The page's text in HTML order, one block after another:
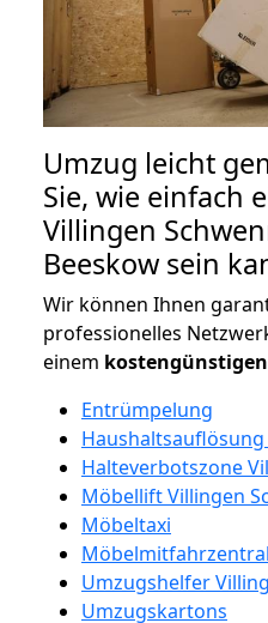
Umzug leicht
Sie, wie einfach
Villingen
Beeskow sein
Wir können Ihnen
professionelles
einem kostengünstigen
Entrümpelung
Halteverbotszone
Möbellift Villingen
Möbeltaxi
Umzugshelfer
Umzugskartons